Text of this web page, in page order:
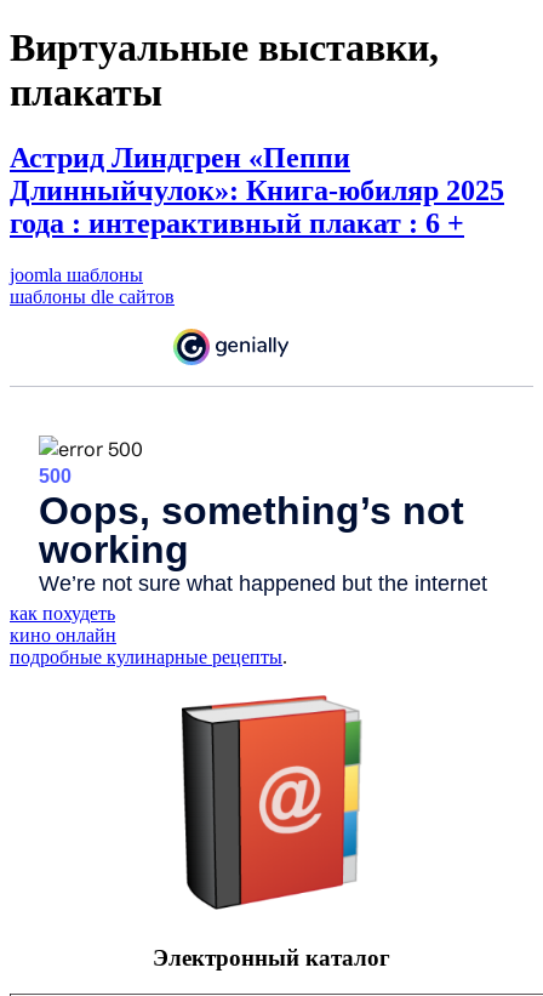
Виртуальные выставки,
плакаты
Астрид Линдгрен «Пеппи
Длинныйчулок»: Книга-юбиляр 2025
года : интерактивный плакат : 6 +
joomla шаблоны
шаблоны dle сайтов
как похудеть
кино онлайн
подробные кулинарные рецепты.
Электронный каталог